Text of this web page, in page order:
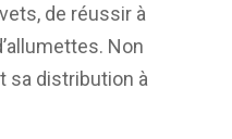
de réussir à
Non
sa distribution à